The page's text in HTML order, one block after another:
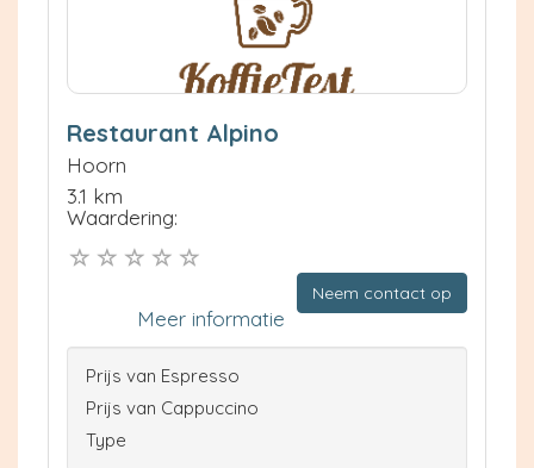
Restaurant Alpino
Hoorn
3.1 km
Waardering:
Neem contact op
Meer informatie
Prijs van Espresso
Prijs van Cappuccino
Type